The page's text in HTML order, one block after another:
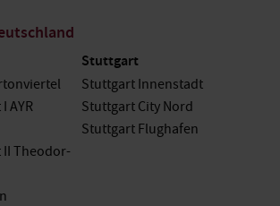
AYR
II Theodor-
Stuttgart
Stuttgart Innenstadt
Stuttgart City Nord
Stuttgart Flughafen